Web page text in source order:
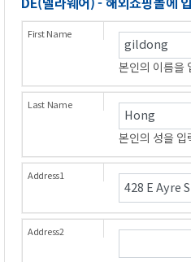
본인의이름
본인의성을